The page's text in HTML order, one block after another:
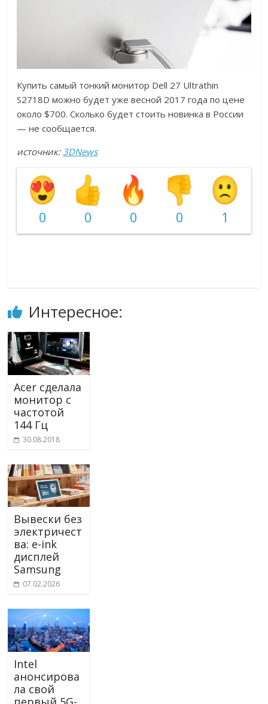
Купить самый тонкий монитор Dell 27 Ultrathin
S2718D можно будет уже весной 2017 года по цене
около $700. Сколько будет стоить новинка в России
— не сообщается.
источник: 3DNews
0 0 0 0 1
Интересное:
Acer сделала
монитор с
частотой
144 Гц
30.08.2018
Вывески без
электричест
ва: e-ink
дисплей
Samsung
07.02.2026
Intel
анонсирова
ла свой